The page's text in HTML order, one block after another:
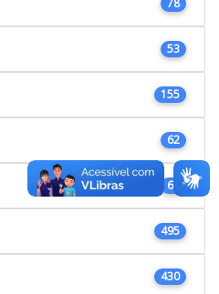
53
155
62
61
495
430